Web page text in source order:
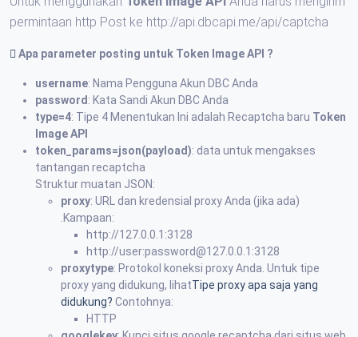
permintaan http Post ke http://api.dbcapi.me/api/captcha
Apa parameter posting untuk Token Image API ?
username: Nama Pengguna Akun DBC Anda
password : Kata Sandi Akun DBC Anda
type=4: Tipe 4 Menentukan Ini adalah Recaptcha baru Token
Image API
token_params=json(payload): data untuk mengakses
tantangan recaptcha
Struktur muatan JSON:
proxy: URL dan kredensial proxy Anda (jika ada)
.Kampaan:
http://127.0.0.1:3128
http://user:password@127.0.0.1:3128
proxytype: Protokol koneksi proxy Anda. Untuk tipe
proxy yang didukung, lihatTipe proxy apa saja yang
didukung? Contohnya:
HTTP